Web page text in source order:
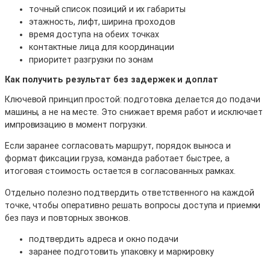
точный список позиций и их габариты
этажность, лифт, ширина проходов
время доступа на обеих точках
контактные лица для координации
приоритет разгрузки по зонам
Как получить результат без задержек и доплат
Ключевой принцип простой: подготовка делается до подачи
машины, а не на месте. Это снижает время работ и исключает
импровизацию в момент погрузки.
Если заранее согласовать маршрут, порядок выноса и
формат фиксации груза, команда работает быстрее, а
итоговая стоимость остается в согласованных рамках.
Отдельно полезно подтвердить ответственного на каждой
точке, чтобы оперативно решать вопросы доступа и приемки
без пауз и повторных звонков.
подтвердить адреса и окно подачи
заранее подготовить упаковку и маркировку